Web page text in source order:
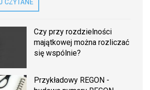
CZYTANE
Czy przy rozdzielności
majątkowej można rozliczać
się wspólnie?
Przykładowy REGON -